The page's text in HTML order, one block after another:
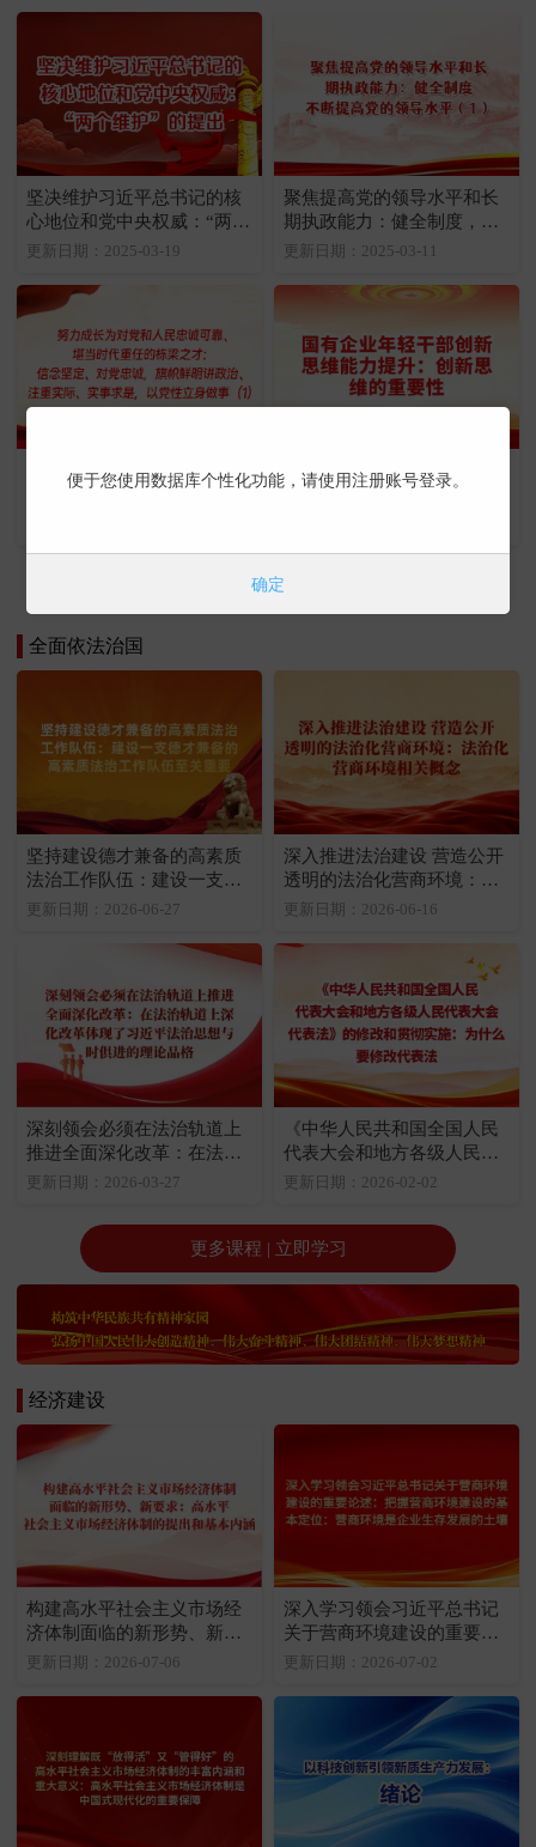
坚决维护习近平总书记的核
心地位和党中央权威：“两个
维护”的提出
更新日期：2025-03-19
聚焦提高党的领导水平和长
期执政能力：健全制度，不
断提高党的领导水平（1）
更新日期：2025-03-11
努力成长为对党和人民忠诚
可靠、堪当时代重任的栋梁
国有企业年轻干部创新思维
能力提升：创新思维的重要
更多课程 | 立即学习
全面依法治国
坚持建设德才兼备的高素质
法治工作队伍：建设一支德
才兼备的高素质法治工作队
更新日期：2026-06-27
深入推进法治建设 营造公开
透明的法治化营商环境：法
治化营商环境相关概念
更新日期：2026-06-16
深刻领会必须在法治轨道上
推进全面深化改革：在法治
轨道上深化改革体现了习近
更新日期：2026-03-27
《中华人民共和国全国人民
代表大会和地方各级人民代
表大会代表法》的修改和贯
法
更新日期：2026-02-02
更多课程 | 立即学习
经济建设
构建高水平社会主义市场经
济体制面临的新形势、新要
求：高水平社会主义市场经
更新日期：2026-07-06
深入学习领会习近平总书记
关于营商环境建设的重要论
述：把握营商环境建设的基
更新日期：2026-07-02
便于您使用数据库个性化功能，请使用注册账号登录。
确定